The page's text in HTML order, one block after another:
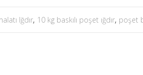
Iğdır, 10 kg baskılı poşet ığdır, poşet